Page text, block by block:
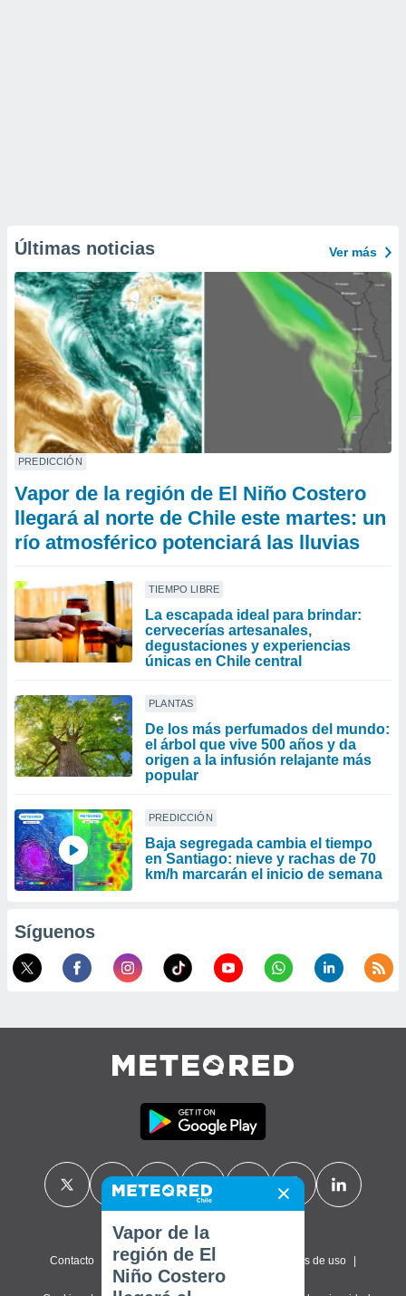
Últimas noticias Ver más
PREDICCIÓN
Vapor de la región de El Niño Costero
llegará al norte de Chile este martes: un
río atmosférico potenciará las lluvias
TIEMPO LIBRE
La escapada ideal para brindar:
cervecerías artesanales,
degustaciones y experiencias
únicas en Chile central
PLANTAS
De los más perfumados del mundo:
el árbol que vive 500 años y da
origen a la infusión relajante más
popular
PREDICCIÓN
Baja segregada cambia el tiempo
en Santiago: nieve y rachas de 70
km/h marcarán el inicio de semana
Síguenos
Contacto Sobre nosotros Términos de uso
Vapor de la
región de El
Niño Costero